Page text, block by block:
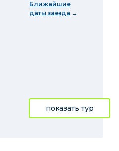
Ближайшие
даты заезда
показать тур